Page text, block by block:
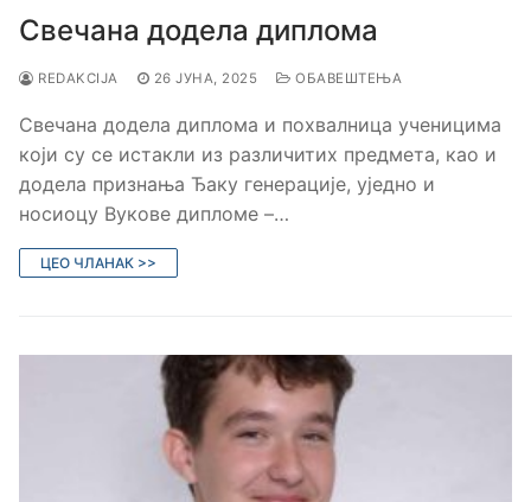
Свечана додела диплома
REDAKCIJA 26 ЈУНА, 2025 ОБАВЕШТЕЊА
Свечана додела диплома и похвалница ученицима
који су се истакли из различитих предмета, као и
додела признања Ђаку генерације, уједно и
носиоцу Вукове дипломе –…
ЦЕО ЧЛАНАК >>